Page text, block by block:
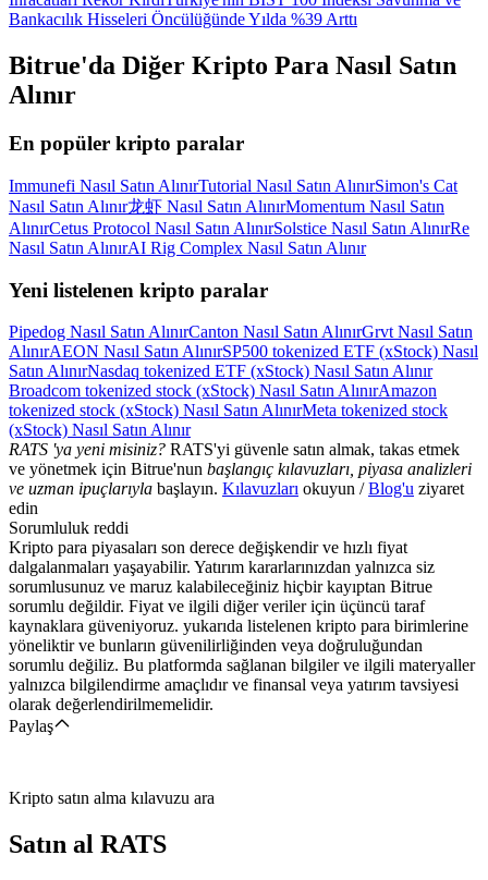
Bankacılık Hisseleri Öncülüğünde Yılda %39 Arttı
Bitrue'da Diğer Kripto Para Nasıl Satın
Alınır
En popüler kripto paralar
Immunefi Nasıl Satın AlınırTutorial Nasıl Satın AlınırSimon's Cat
Nasıl Satın Alınır龙虾 Nasıl Satın AlınırMomentum Nasıl Satın
AlınırCetus Protocol Nasıl Satın AlınırSolstice Nasıl Satın AlınırRe
Nasıl Satın AlınırAI Rig Complex Nasıl Satın Alınır
Yeni listelenen kripto paralar
Pipedog Nasıl Satın AlınırCanton Nasıl Satın AlınırGrvt Nasıl Satın
AlınırAEON Nasıl Satın AlınırSP500 tokenized ETF (xStock) Nasıl
Satın AlınırNasdaq tokenized ETF (xStock) Nasıl Satın Alınır
Broadcom tokenized stock (xStock) Nasıl Satın AlınırAmazon
tokenized stock (xStock) Nasıl Satın AlınırMeta tokenized stock
(xStock) Nasıl Satın Alınır
RATS 'ya yeni misiniz? RATS'yi güvenle satın almak, takas etmek
ve yönetmek için Bitrue'nun başlangıç kılavuzları, piyasa analizleri
ve uzman ipuçlarıyla başlayın. Kılavuzları okuyun /Blog'u ziyaret
edin
Sorumluluk reddi
Kripto para piyasaları son derece değişkendir ve hızlı fiyat
dalgalanmaları yaşayabilir. Yatırım kararlarınızdan yalnızca siz
sorumlusunuz ve maruz kalabileceğiniz hiçbir kayıptan Bitrue
sorumlu değildir. Fiyat ve ilgili diğer veriler için üçüncü taraf
kaynaklara güveniyoruz. yukarıda listelenen kripto para birimlerine
yöneliktir ve bunların güvenilirliğinden veya doğruluğundan
sorumlu değiliz. Bu platformda sağlanan bilgiler ve ilgili materyaller
yalnızca bilgilendirme amaçlıdır ve finansal veya yatırım tavsiyesi
olarak değerlendirilmemelidir.
Paylaş
Kripto satın alma kılavuzu ara
Satın al RATS